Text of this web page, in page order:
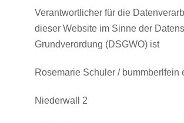
Verantwortlicher für die
dieser Website im Sinne der
Grundverordung (DSGWO) ist
Rosemarie Schuler / bummberlfein
Niederwall 2